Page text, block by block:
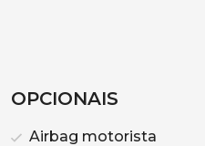
OPCIONAIS
Airbag motorista